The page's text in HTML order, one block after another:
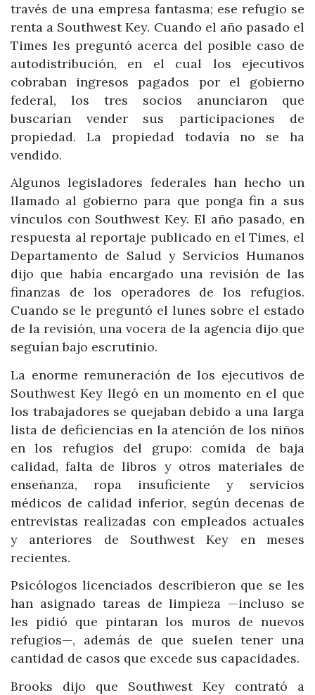
través de una empresa fantasma; ese refugio se
renta a Southwest Key. Cuando el año pasado el
Times les preguntó acerca del posible caso de
autodistribución, en el cual los ejecutivos
cobraban ingresos pagados por el gobierno
federal, los tres socios anunciaron que
buscarían vender sus participaciones de
propiedad. La propiedad todavía no se ha
vendido.
Algunos legisladores federales han hecho un
llamado al gobierno para que ponga fin a sus
vínculos con Southwest Key. El año pasado, en
respuesta al reportaje publicado en el Times, el
Departamento de Salud y Servicios Humanos
dijo que había encargado una revisión de las
finanzas de los operadores de los refugios.
Cuando se le preguntó el lunes sobre el estado
de la revisión, una vocera de la agencia dijo que
seguían bajo escrutinio.
La enorme remuneración de los ejecutivos de
Southwest Key llegó en un momento en el que
los trabajadores se quejaban debido a una larga
lista de deficiencias en la atención de los niños
en los refugios del grupo: comida de baja
calidad, falta de libros y otros materiales de
enseñanza, ropa insuficiente y servicios
médicos de calidad inferior, según decenas de
entrevistas realizadas con empleados actuales
y anteriores de Southwest Key en meses
recientes.
Psicólogos licenciados describieron que se les
han asignado tareas de limpieza —incluso se
les pidió que pintaran los muros de nuevos
refugios—, además de que suelen tener una
cantidad de casos que excede sus capacidades.
Brooks dijo que Southwest Key contrató a